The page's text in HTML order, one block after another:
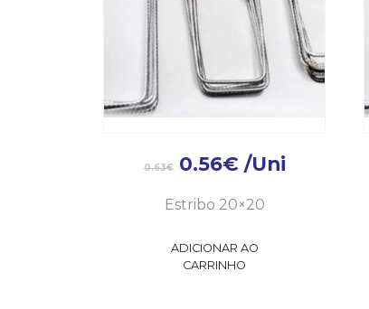
0.63€ 0.56€ /Uni
Estribo 20×20
ADICIONAR AO
CARRINHO